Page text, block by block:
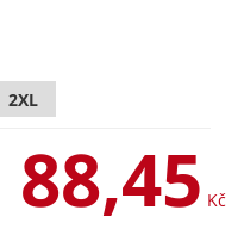
2XL
88,45 Kč